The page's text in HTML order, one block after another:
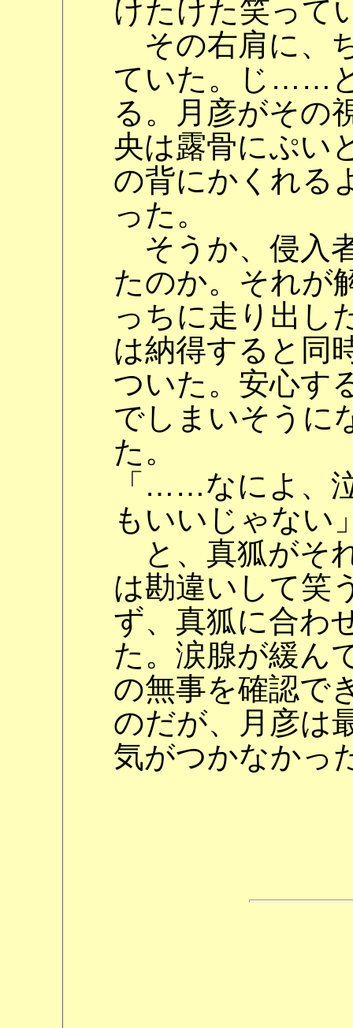
けたけた笑って
その右肩に、
ていた。じ……
る。月彦がその
央は露骨にぷい
の背にかくれる
った。
そうか、侵入
たのか。それが
っちに走り出
は納得すると同
ついた。安心す
でしまいそうに
た。
「……なによ、
もいいじゃない
と、真狐がそ
は勘違いして笑
ず、真狐に合わ
た。涙腺が緩ん
の無事を確認で
のだが、月彦は
気がつかなかっ